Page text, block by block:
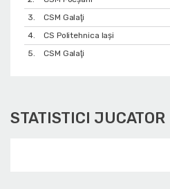
3.
CSM Galaţi
4.
CS Politehnica Iași
5.
CSM Galaţi
STATISTICI JUCATOR